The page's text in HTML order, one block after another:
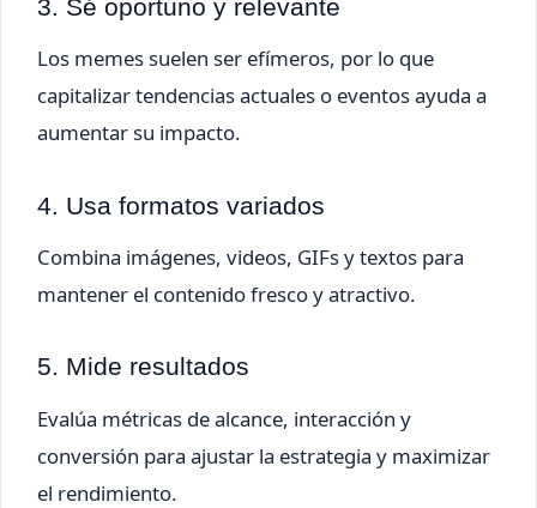
3. Sé oportuno y relevante
Los memes suelen ser efímeros, por lo que
capitalizar tendencias actuales o eventos ayuda a
aumentar su impacto.
4. Usa formatos variados
Combina imágenes, videos, GIFs y textos para
mantener el contenido fresco y atractivo.
5. Mide resultados
Evalúa métricas de alcance, interacción y
conversión para ajustar la estrategia y maximizar
el rendimiento.